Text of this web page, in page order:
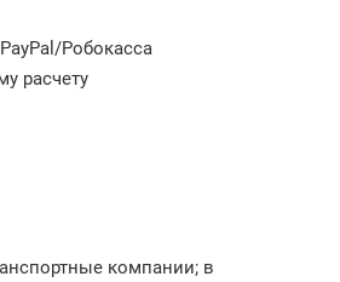
Робокасса
расчету
компании; в